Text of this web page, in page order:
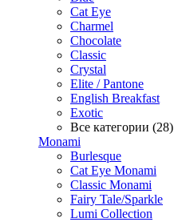
Cat Eye
Charmel
Chocolate
Classic
Crystal
Elite / Pantone
English Breakfast
Exotic
Все категории (28)
Monami
Burlesque
Cat Eye Monami
Classic Monami
Fairy Tale/Sparkle
Lumi Collection